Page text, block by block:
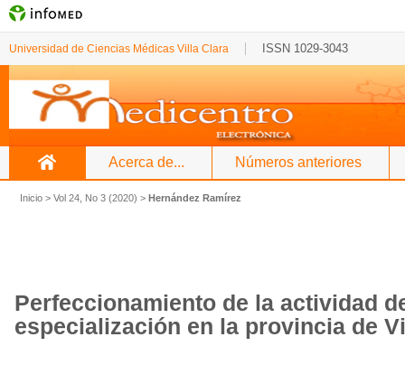
Universidad de Ciencias Médicas Villa Clara ISSN 1029-3043
Acerca de... Números anteriores
Inicio > Vol 24, No 3 (2020) > Hernández Ramírez
Perfeccionamiento de la actividad
especialización en la provincia de